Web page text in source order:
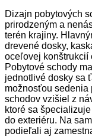
Dizajn pobytových
prirodzeným a
terén krajiny.
drevené dosky,
oceľovej konštrukcií
Pobytové schody
jednotlivé dosky sa
možnosťou sedenia
schodov vzišiel z
ktoré sa
do exteriéru. Na
podieľali aj